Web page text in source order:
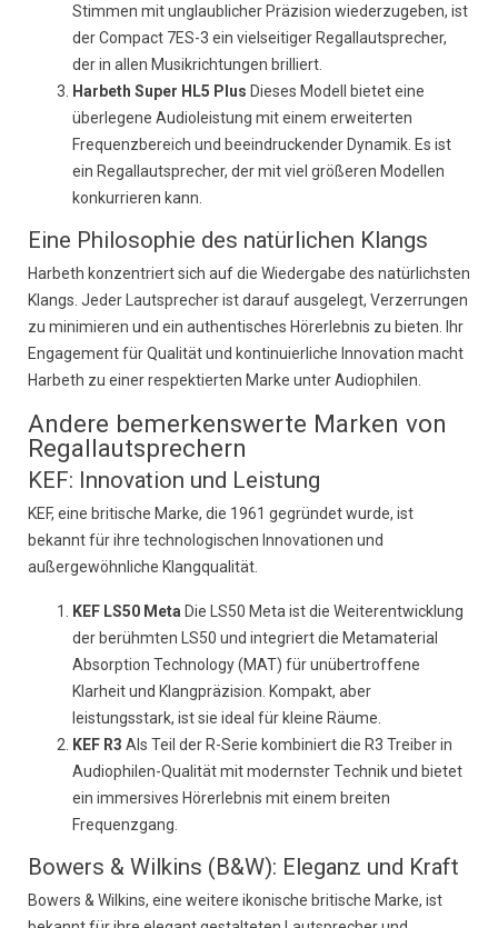
Stimmen mit unglaublicher Präzision wiederzugeben, ist
der Compact 7ES-3 ein vielseitiger Regallautsprecher,
der in allen Musikrichtungen brilliert.
Harbeth Super HL5 Plus Dieses Modell bietet eine
überlegene Audioleistung mit einem erweiterten
Frequenzbereich und beeindruckender Dynamik. Es ist
ein Regallautsprecher, der mit viel größeren Modellen
konkurrieren kann.
Eine Philosophie des natürlichen Klangs
Harbeth konzentriert sich auf die Wiedergabe des natürlichsten
Klangs. Jeder Lautsprecher ist darauf ausgelegt, Verzerrungen
zu minimieren und ein authentisches Hörerlebnis zu bieten. Ihr
Engagement für Qualität und kontinuierliche Innovation macht
Harbeth zu einer respektierten Marke unter Audiophilen.
Andere bemerkenswerte Marken von
Regallautsprechern
KEF: Innovation und Leistung
KEF, eine britische Marke, die 1961 gegründet wurde, ist
bekannt für ihre technologischen Innovationen und
außergewöhnliche Klangqualität.
KEF LS50 Meta Die LS50 Meta ist die Weiterentwicklung
der berühmten LS50 und integriert die Metamaterial
Absorption Technology (MAT) für unübertroffene
Klarheit und Klangpräzision. Kompakt, aber
leistungsstark, ist sie ideal für kleine Räume.
KEF R3 Als Teil der R-Serie kombiniert die R3 Treiber in
Audiophilen-Qualität mit modernster Technik und bietet
ein immersives Hörerlebnis mit einem breiten
Frequenzgang.
Bowers & Wilkins (B&W): Eleganz und Kraft
Bowers & Wilkins, eine weitere ikonische britische Marke, ist